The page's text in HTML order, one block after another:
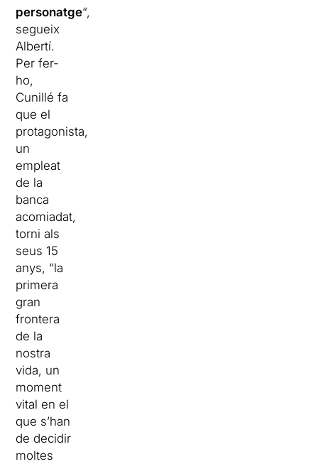
personatge“,
segueix
Albertí.
Per fer-
ho,
Cunillé fa
que el
protagonista,
un
empleat
de la
banca
acomiadat,
torni als
seus 15
anys, “la
primera
gran
frontera
de la
nostra
vida, un
moment
vital en el
que s’han
de decidir
moltes